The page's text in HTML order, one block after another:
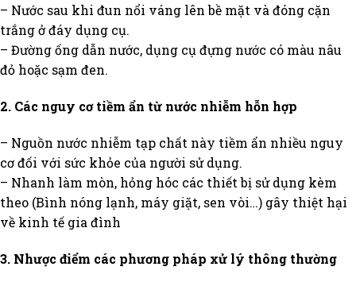
– Nước sau khi đun nổi váng lên bề mặt và đóng cặn
trắng ở đáy dụng cụ.
– Đường ống dẫn nước, dụng cụ đựng nước có màu nâu
đỏ hoặc sạm đen.
2. Các nguy cơ tiềm ẩn từ nước nhiễm hỗn hợp
– Nguồn nước nhiễm tạp chất này tiềm ẩn nhiều nguy
cơ đối với sức khỏe của người sử dụng.
– Nhanh làm mòn, hỏng hóc các thiết bị sử dụng kèm
theo (Bình nóng lạnh, máy giặt, sen vòi…) gây thiệt hại
về kinh tế gia đình
3. Nhược điểm các phương pháp xử lý thông thường